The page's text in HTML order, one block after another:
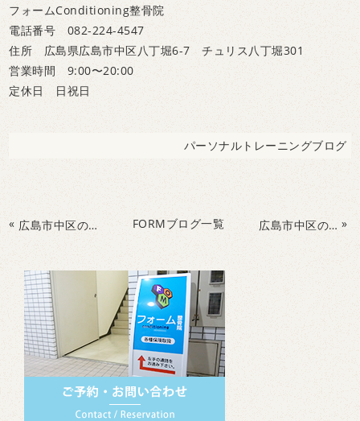
フォームConditioning整骨院
電話番号 082-224-4547
住所 広島県広島市中区八丁堀6-7 チュリス八丁堀301
営業時間 9:00〜20:00
定休日 日祝日
パーソナルトレーニングブログ
« 広島市中区のフォームConditioning整骨院でパーソナルトレーニング&整体 FORMブログ一覧 広島市中区のフォームconditioning整骨院‘’運動×整体‘’で腰痛、肩こり、膝痛を解消しよう！ »